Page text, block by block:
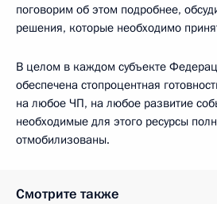
поговорим об этом подробнее,
решения, которые необходимо
В целом в каждом субъекте
обеспечена стопроцентная
на любое ЧП, на любое развитие
необходимые для этого ресурсы
отмобилизованы.
Смотрите также